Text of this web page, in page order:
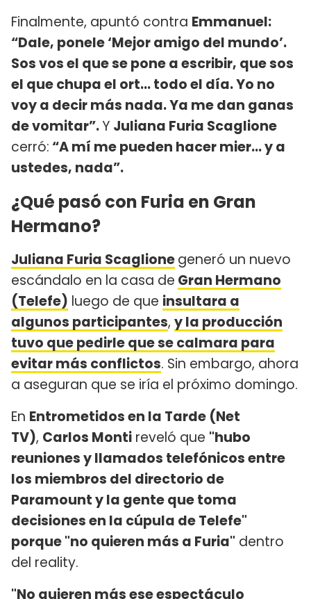
Finalmente, apuntó contra Emmanuel:
“Dale, ponele ‘Mejor amigo del mundo’.
Sos vos el que se pone a escribir, que sos
el que chupa el ort… todo el día. Yo no
voy a decir más nada. Ya me dan ganas
de vomitar”.Y Juliana Furia Scaglione
cerró: “A mí me pueden hacer mier… y a
ustedes, nada”.
¿Qué pasó con Furia en Gran
Hermano?
Juliana Furia Scaglionegeneró un nuevo
escándalo en la casa de Gran Hermano
(Telefe) luego de que insultara a
algunos participantes, y la producción
tuvo que pedirle que se calmara para
evitar más conflictos. Sin embargo, ahora
a aseguran que se iría el próximo domingo.
En Entrometidos en la Tarde (Net
TV), Carlos Monti reveló que "hubo
reuniones y llamados telefónicos entre
los miembros del directorio de
Paramount y la gente que toma
decisiones en la cúpula de Telefe"
porque "no quieren más a Furia" dentro
del reality.
"No quieren más ese espectáculo